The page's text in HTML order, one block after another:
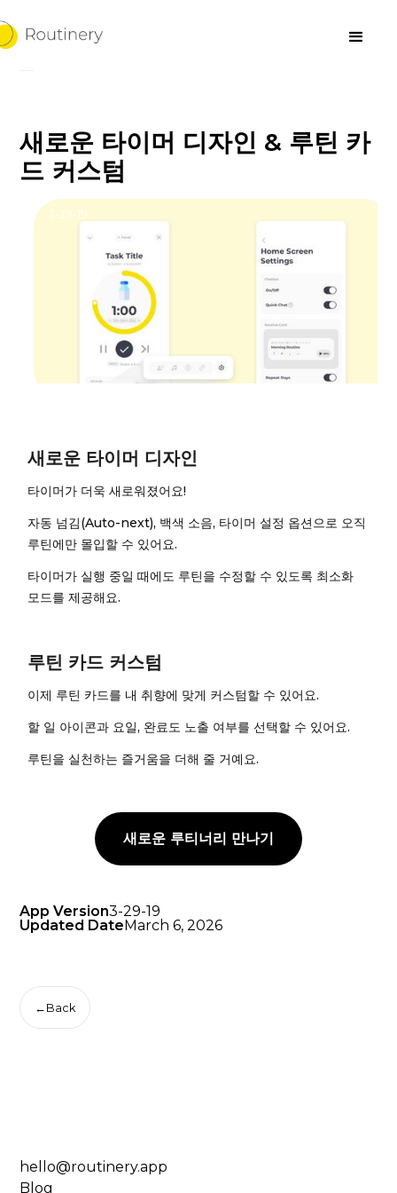
새로운 타이머 디자인 & 루틴 카
드 커스텀
3-29-19
새로운 타이머 디자인
타이머가 더욱 새로워졌어요!
자동 넘김(Auto-next), 백색 소음, 타이머 설정 옵션으로 오직
루틴에만 몰입할 수 있어요.
타이머가 실행 중일 때에도 루틴을 수정할 수 있도록 최소화
모드를 제공해요.
루틴 카드 커스텀
이제 루틴 카드를 내 취향에 맞게 커스텀할 수 있어요.
할 일 아이콘과 요일, 완료도 노출 여부를 선택할 수 있어요.
루틴을 실천하는 즐거움을 더해 줄 거예요.
새로운 루티너리 만나기
App Version3-29-19
Updated DateMarch 6, 2026
← Back
hello@routinery.app
Blog